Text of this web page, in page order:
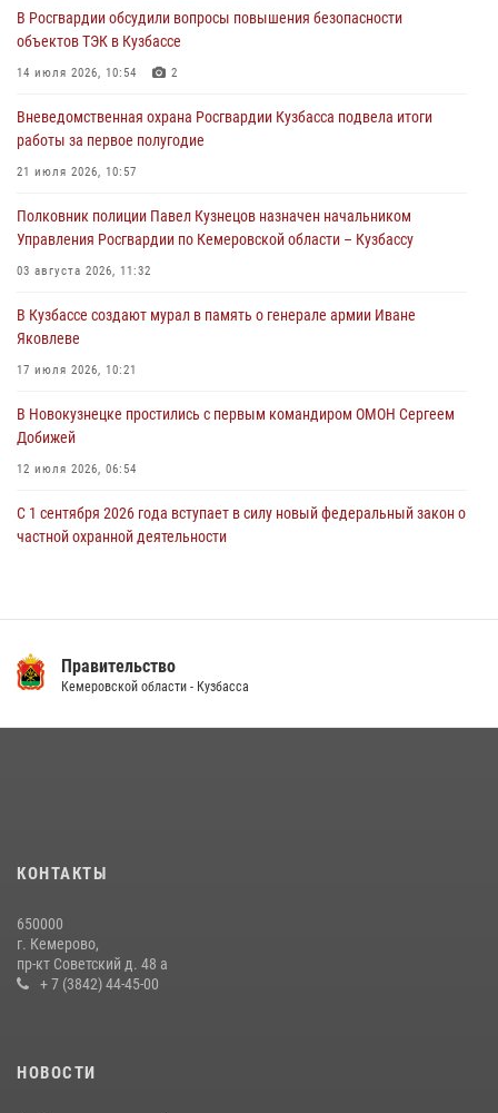
С 1 сентября 2026 года вступает в силу новый федеральный закон о
частной охранной деятельности
06 августа 2026, 10:19
Росгвардейцы задержали предполагаемого виновника причинения
ножевого ранения кемеровчанину
06 августа 2026, 09:18
Росгвардейцы задержали мужчину, повредившего имущество
горожанки
06 августа 2026, 08:17
Росгвардейцы пресекли противоправные действия и защитили
новокузнечанку от агрессивного знакомого
06 августа 2026, 07:16
В Росгвардии обсудили вопросы повышения безопасности
объектов ТЭК в Кузбассе
14 июля 2026, 10:54 2
Вневедомственная охрана Росгвардии Кузбасса подвела итоги
работы за первое полугодие
21 июля 2026, 10:57
Полковник полиции Павел Кузнецов назначен начальником
Управления Росгвардии по Кемеровской области – Кузбассу
03 августа 2026, 11:32
В Кузбассе создают мурал в память о генерале армии Иване
Яковлеве
17 июля 2026, 10:21
В Новокузнецке простились с первым командиром ОМОН Сергеем
Добижей
12 июля 2026, 06:54
С 1 сентября 2026 года вступает в силу новый федеральный закон о
частной охранной деятельности
14 июля 2026, 08:52 1
20 июля 2026, 10:54
с покупками
20 июля 2026, 08:52
Правительство
Кемеровской области - Кузбасса
КОНТАКТЫ
650000
г. Кемерово,
пр-кт Советский д. 48 а
+ 7 (3842) 44-45-00
НОВОСТИ